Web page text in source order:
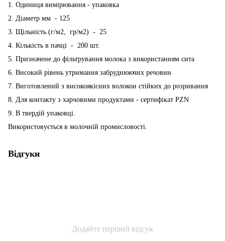
1. Одиниця вимірювання - упаковка
2. Діаметр мм - 125
3. Щільність (г/м2, гр/м2) - 25
4. Кількість в пачці - 200 шт.
5. Призначене до фільтрування молока з використанням сита
6. Високий рівень утримання забруднюючих речовин
7. Виготовлений з високоякісних волокон стійких до розривання
8. Для контакту з харчовими продуктами - сертифікат PZN
9. В твердій упаковці.
Використовується в молочній промисловості.
Відгуки
Додайте перший відгук